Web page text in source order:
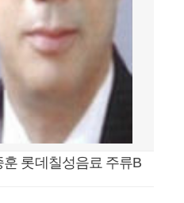
롯데칠성음료 주류B